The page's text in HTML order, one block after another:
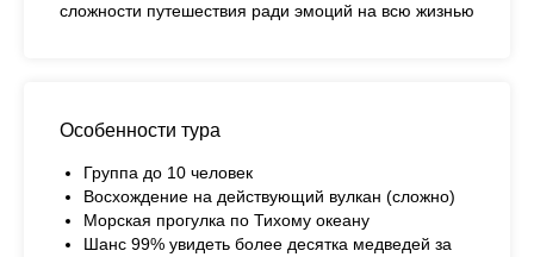
сложности путешествия ради эмоций на всю жизнью
Особенности тура
Группа до 10 человек
Восхождение на действующий вулкан (сложно)
Морская прогулка по Тихому океану
Шанс 99% увидеть более десятка медведей за